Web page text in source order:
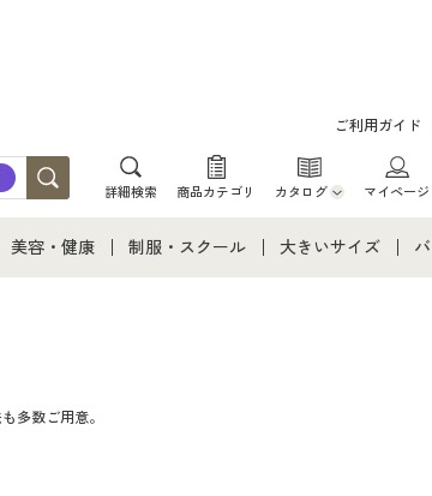
ご利用ガイド
詳細検索 商品カテゴリ カタログ
カタログ・チラシからのご注文
マイページ
美容・健康 制服・スクール 大きいサイズ
多数ご用意。